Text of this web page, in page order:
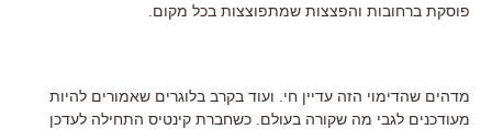
פוסקת ברחובות והפצצות שמתפוצצות בכל מקום.
מדהים שהדימוי הזה עדיין חי. ועוד בקרב בלוגרים שאמורים להיות
מעודכנים לגבי מה שקורה בעולם. כשחברת קינטיס התחילה לעדכן